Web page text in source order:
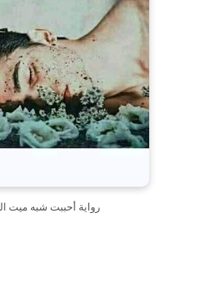
رواية أحببت شبه ميت